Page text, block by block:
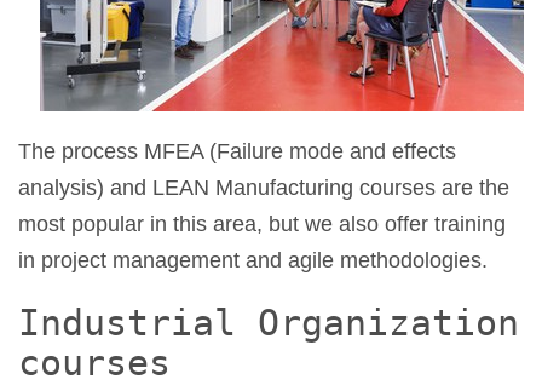
The process MFEA (Failure mode and effects
analysis) and LEAN Manufacturing courses are the
most popular in this area, but we also offer training
in project management and agile methodologies.
Industrial Organization
courses